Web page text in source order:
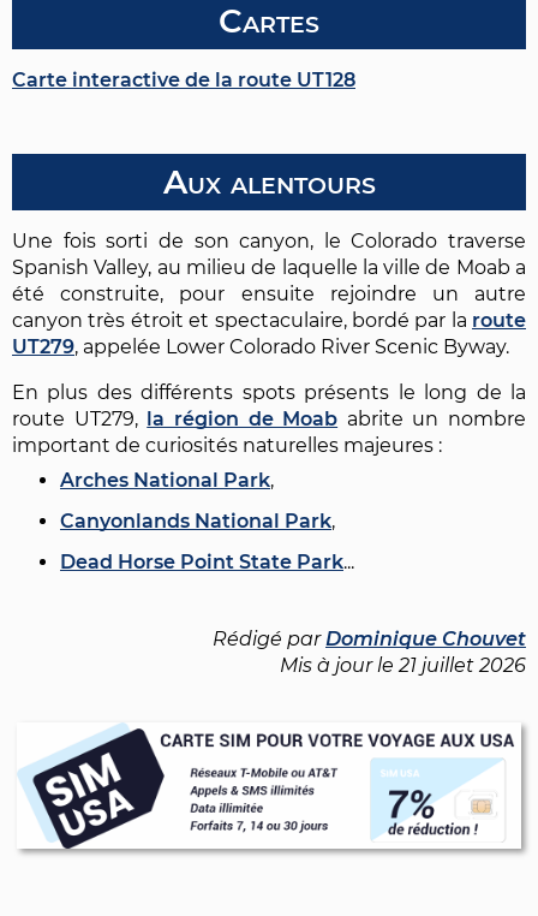
Cartes
Carte interactive de la route UT128
Aux alentours
Une fois sorti de son canyon, le Colorado traverse
Spanish Valley, au milieu de laquelle la ville de Moab a
été construite, pour ensuite rejoindre un autre
canyon très étroit et spectaculaire, bordé par la route
UT279, appelée Lower Colorado River Scenic Byway.
En plus des différents spots présents le long de la
route UT279,
la région de Moab abrite un nombre
important de curiosités naturelles majeures :
Arches National Park,
Canyonlands National Park,
Dead Horse Point State Park...
Rédigé parDominique Chouvet
Mis à jour le21 juillet 2026